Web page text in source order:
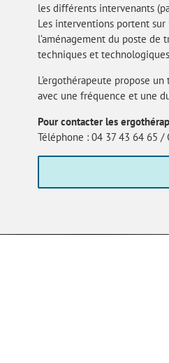
les différents intervenants
Les interventions portent
l’aménagement du poste
techniques et
L’ergothérapeute propose
avec une fréquence et une
Pour contacter les
Téléphone : 04 37 43 64 65 /